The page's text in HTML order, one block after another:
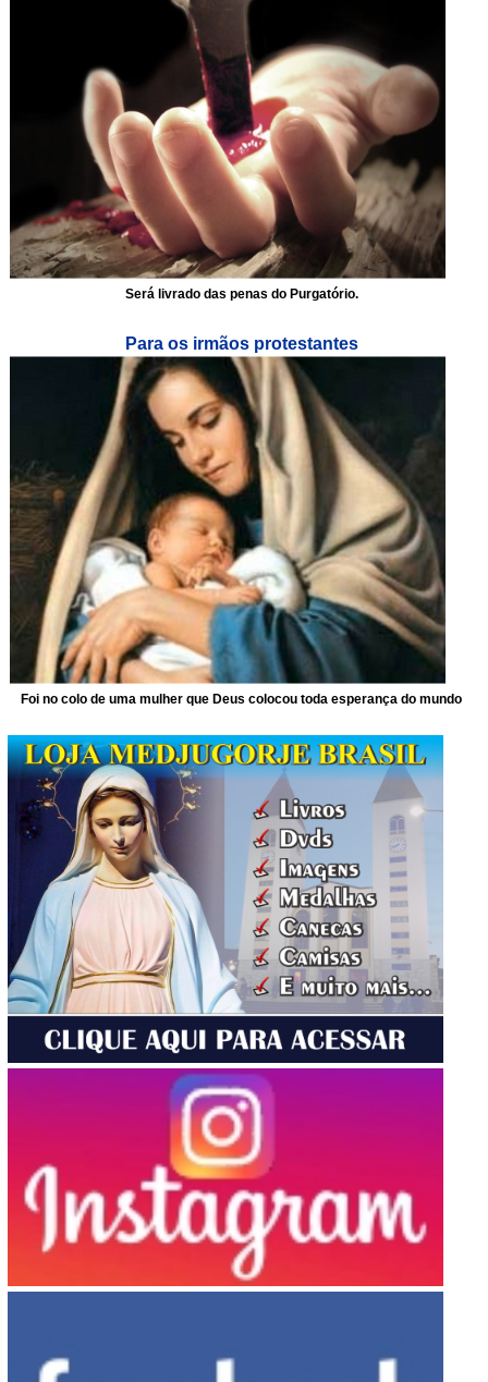
Será livrado das penas do Purgatório.
Para os irmãos protestantes
Foi no colo de uma mulher que Deus colocou toda esperança do mundo